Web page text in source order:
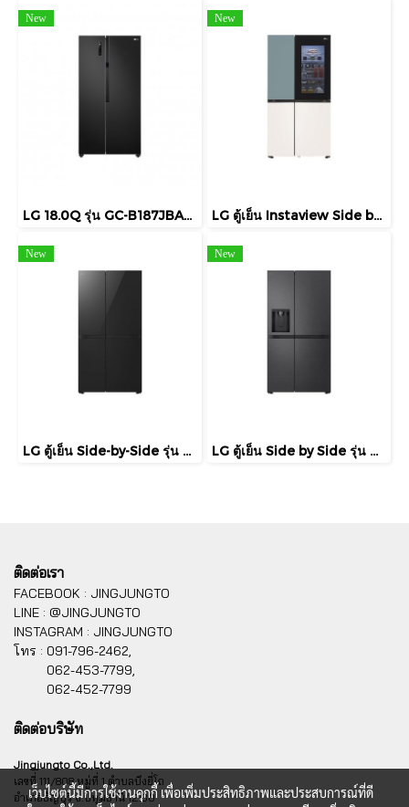
New
LG 18.0Q รุ่น GC-B187JBAM ตู้เย็น Side-by-Side ประตู Smart Inverter
New
LG ตู้เย็น Instaview Side by Side รุ่น GC-Q257CMFW ขนาด 23.1 คิว
New
LG ตู้เย็น Side-by-Side รุ่น GC-B257KGHW ขนาด 23.1 คิว ระบบ Smart Inverter Compressor
New
LG ตู้เย็น Side by Side รุ่น GC-L257KQKW 22.4 คิว
ติดต่อเรา
FACEBOOK : JINGJUNGTO
LINE : @JINGJUNGTO
INSTAGRAM : JINGJUNGTO
โทร : 091-796-2462,
062-453-7799,
062-452-7799
ติดต่อบริษัท
Jingjungto Co.,Ltd.
เลขที่ 111/808 หมู่ที่ 1 ตำบลบึงยี่โถ
อำเภอธัญบุรี จ.ปทุมธานี 12130
เว็บไซต์นี้มีการใช้งานคุกกี้ เพื่อเพิ่มประสิทธิภาพและประสบการณ์ที่ดี